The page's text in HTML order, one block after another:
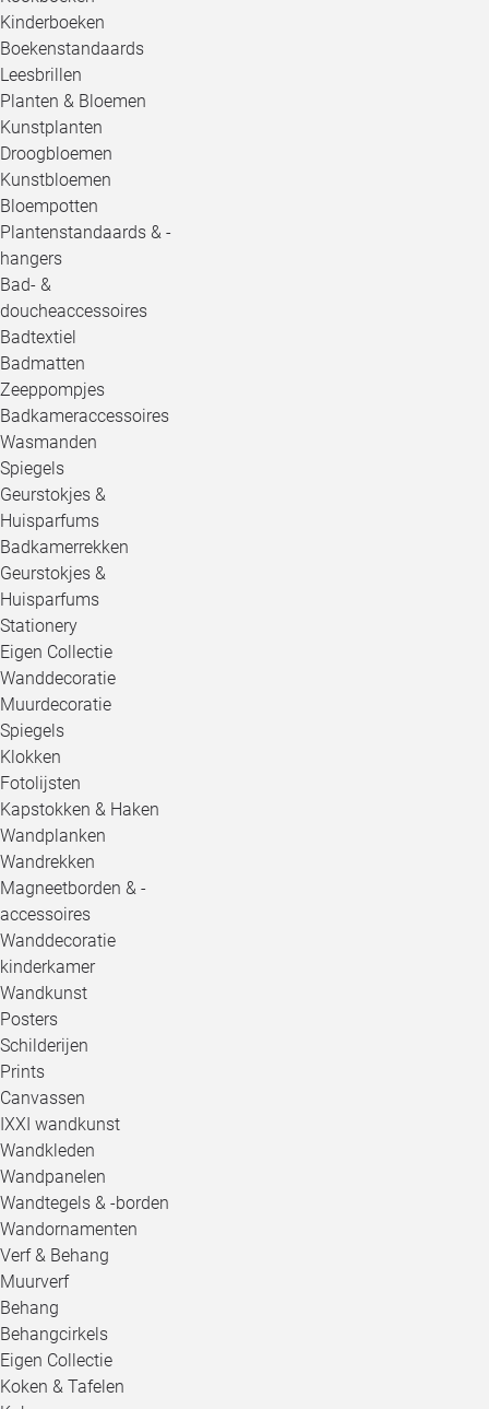
Kinderboeken
Boekenstandaards
Leesbrillen
Planten & Bloemen
Kunstplanten
Droogbloemen
Kunstbloemen
Bloempotten
Plantenstandaards & -
hangers
Bad- &
doucheaccessoires
Badtextiel
Badmatten
Zeeppompjes
Badkameraccessoires
Wasmanden
Spiegels
Geurstokjes &
Huisparfums
Badkamerrekken
Geurstokjes &
Huisparfums
Stationery
Eigen Collectie
Wanddecoratie
Muurdecoratie
Spiegels
Klokken
Fotolijsten
Kapstokken & Haken
Wandplanken
Wandrekken
Magneetborden & -
accessoires
Wanddecoratie
kinderkamer
Wandkunst
Posters
Schilderijen
Prints
Canvassen
IXXI wandkunst
Wandkleden
Wandpanelen
Wandtegels & -borden
Wandornamenten
Verf & Behang
Muurverf
Behang
Behangcirkels
Eigen Collectie
Koken & Tafelen